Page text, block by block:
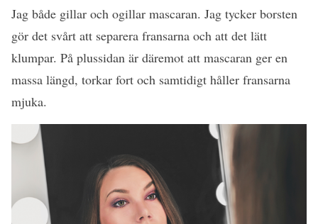
Jag både gillar och ogillar mascaran. Jag tycker borsten
gör det svårt att separera fransarna och att det lätt
klumpar. På plussidan är däremot att mascaran ger en
massa längd, torkar fort och samtidigt håller fransarna
mjuka.